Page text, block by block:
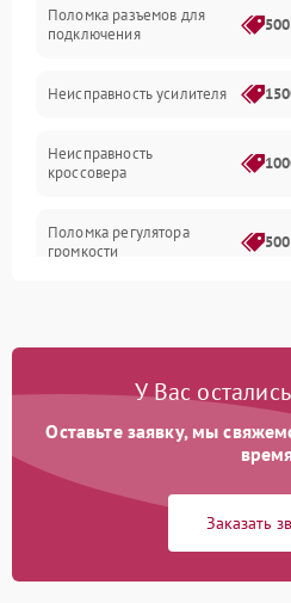
Поломка разъемов для
подключения
Неисправность усилителя
Неисправность
кроссовера
Поломка регулятора
громкости
Поломка системы
отключения
Неисправность системы
защиты от короткого
Повреждение системы
У Вас
Оставьте заявку, мы
Заказать